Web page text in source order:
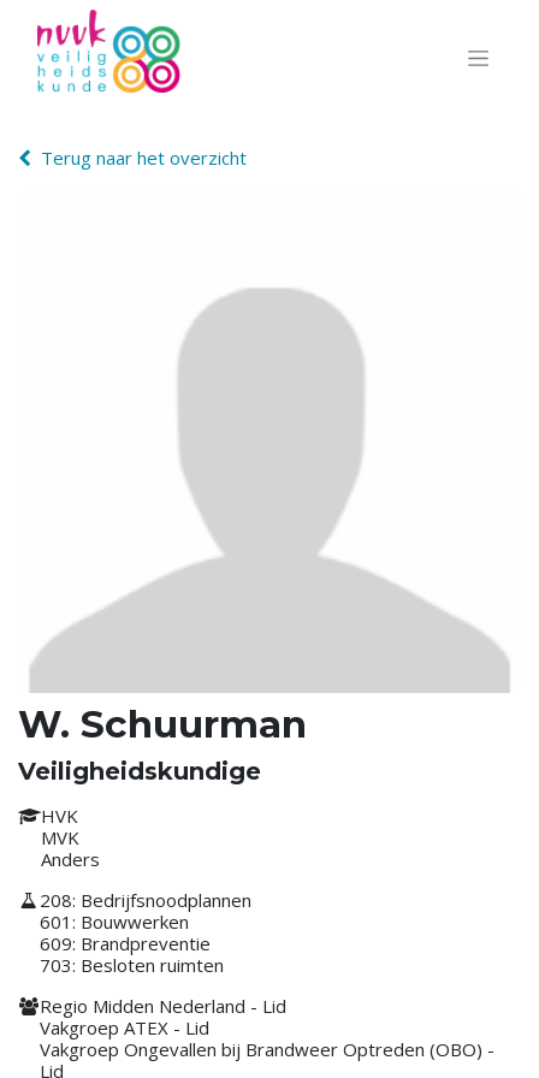
Terug naar het overzicht
W. Schuurman
Veiligheidskundige
HVK
MVK
Anders
208: Bedrijfsnoodplannen
601: Bouwwerken
609: Brandpreventie
703: Besloten ruimten
Regio Midden Nederland - Lid
Vakgroep ATEX - Lid
Vakgroep Ongevallen bij Brandweer Optreden (OBO) -
Lid